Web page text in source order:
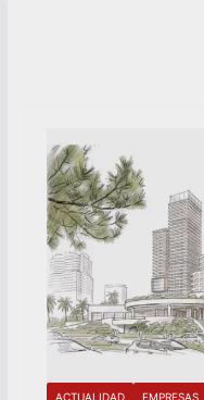
ACTUALIDAD EMPRESAS